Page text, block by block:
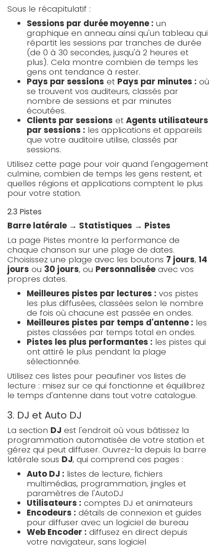
Sous le récapitulatif :
Sessions par durée moyenne : un
graphique en anneau ainsi qu'un tableau qui
répartit les sessions par tranches de durée
(de 0 à 30 secondes, jusqu'à 2 heures et
plus). Cela montre combien de temps les
gens ont tendance à rester.
Pays par sessions et Pays par minutes : où
se trouvent vos auditeurs, classés par
nombre de sessions et par minutes
écoutées.
Clients par sessions et Agents utilisateurs
par sessions : les applications et appareils
que votre auditoire utilise, classés par
sessions.
Utilisez cette page pour voir quand l'engagement
culmine, combien de temps les gens restent, et
quelles régions et applications comptent le plus
pour votre station.
2.3 Pistes
Barre latérale → Statistiques → Pistes
La page Pistes montre la performance de
chaque chanson sur une plage de dates.
Choisissez une plage avec les boutons 7 jours, 14
jours ou 30 jours, ou Personnalisée avec vos
propres dates.
Meilleures pistes par lectures : vos pistes
les plus diffusées, classées selon le nombre
de fois où chacune est passée en ondes.
Meilleures pistes par temps d'antenne : les
pistes classées par temps total en ondes.
Pistes les plus performantes : les pistes qui
ont attiré le plus pendant la plage
sélectionnée.
Utilisez ces listes pour peaufiner vos listes de
lecture : misez sur ce qui fonctionne et équilibrez
le temps d'antenne dans tout votre catalogue.
3. DJ et Auto DJ
La section DJ est l'endroit où vous bâtissez la
programmation automatisée de votre station et
gérez qui peut diffuser. Ouvrez-la depuis la barre
latérale sous DJ, qui comprend ces pages :
Auto DJ : listes de lecture, fichiers
multimédias, programmation, jingles et
paramètres de l'AutoDJ
Utilisateurs : comptes DJ et animateurs
Encodeurs : détails de connexion et guides
pour diffuser avec un logiciel de bureau
Web Encoder : diffusez en direct depuis
votre navigateur, sans logiciel